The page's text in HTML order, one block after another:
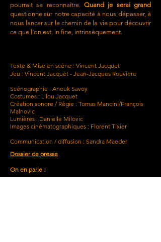
pourrait se reconnaître. Quand je serai grand
questionne sur notre capacité à nous dépasser, à
nous lancer sur le chemin de la vie pour découvrir
ce que l’on est, in fine, intrinsèquement.
Texte & Mise en scène : Vincent Jacquet
Jeu : Vincent Jacquet - Jean-Jacques Rouviere
Scénographie : Anouk Savoy
Costumes : Lilou Jacquet
Création sonore / Régie : Tomas Mancini/François
Malnovic
Lumières : Danielle Milovic
Images cinématographiques : Florent Tixier
Communication / diffusion : Sandra Maeder
Dossier de presse
On en parle !